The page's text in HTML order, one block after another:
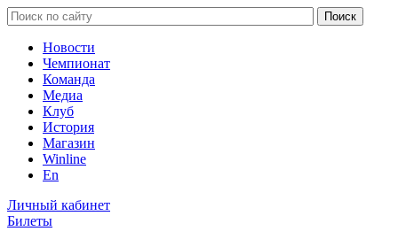
Новости
Чемпионат
Команда
Медиа
Клуб
История
Магазин
Winline
En
Личный кабинет
Билеты